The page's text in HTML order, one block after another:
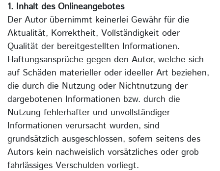
1. Inhalt des Onlineangebotes
Der Autor übernimmt keinerlei Gewähr für die
Aktualität, Korrektheit, Vollständigkeit oder
Qualität der bereitgestellten Informationen.
Haftungsansprüche gegen den Autor, welche sich
auf Schäden materieller oder ideeller Art beziehen,
die durch die Nutzung oder Nichtnutzung der
dargebotenen Informationen bzw. durch die
Nutzung fehlerhafter und unvollständiger
Informationen verursacht wurden, sind
grundsätzlich ausgeschlossen, sofern seitens des
Autors kein nachweislich vorsätzliches oder grob
fahrlässiges Verschulden vorliegt.